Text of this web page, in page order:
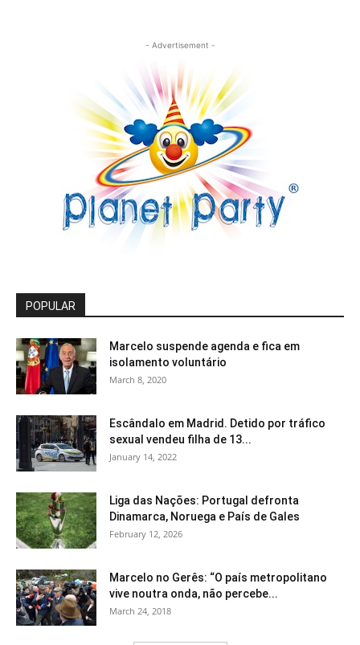
- Advertisement -
POPULAR
Marcelo suspende agenda e fica em
isolamento voluntário
March 8, 2020
Escândalo em Madrid. Detido por tráfico
sexual vendeu filha de 13...
January 14, 2022
Liga das Nações: Portugal defronta
Dinamarca, Noruega e País de Gales
February 12, 2026
Marcelo no Gerês: “O país metropolitano
vive noutra onda, não percebe...
March 24, 2018